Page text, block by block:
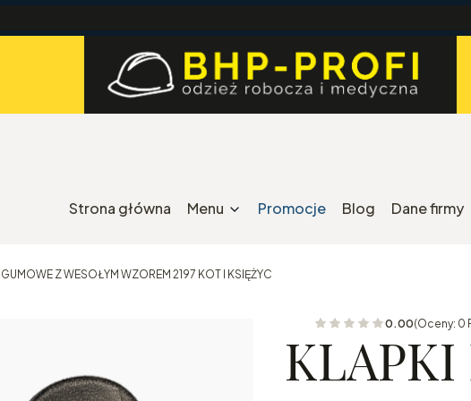
Strona główna Menu Promocje Blog Dane firmy
Z WESOŁYM WZOREM 2197 KOT I KSIĘŻYC
0.00(Oceny: 0
KLAPKI